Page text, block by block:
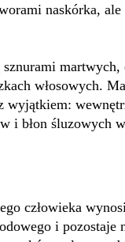
naskórka,
martwych,
włosowych.
wyjątkiem:
i błon śluzowych
człowieka
i pozostaje